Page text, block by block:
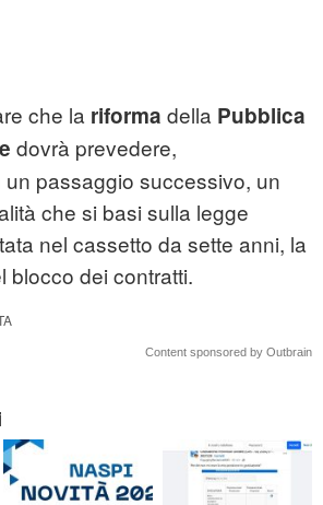
che la riforma della Pubblica
dovrà prevedere,
passaggio successivo, un
che si basi sulla legge
nel cassetto da sette anni, la
blocco dei contratti.
Content sponsored by Outbrain